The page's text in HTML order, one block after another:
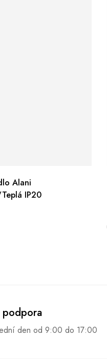
Alani
IP20
den od 9:00 do 17:00